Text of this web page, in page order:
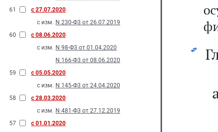
61
с 27.07.2020
с изм. N 230-Ф3 от 26.07.2019
60
с 08.06.2020
с изм. N 98-Ф3 от 01.04.2020
N 166-Ф3 от 08.06.2020
59
с 05.05.2020
с изм. N 145-Ф3 от 24.04.2020
58
с 28.03.2020
с изм. N 481-Ф3 от 27.12.2019
57
с 01.01.2020